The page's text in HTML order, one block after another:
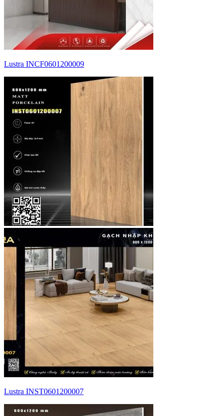
Lustra INCF0601200009
Lustra INST0601200007